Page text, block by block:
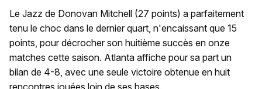
Le Jazz de Donovan Mitchell (27 points) a parfaitement
tenu le choc dans le dernier quart, n'encaissant que 15
points, pour décrocher son huitième succès en onze
matches cette saison. Atlanta affiche pour sa part un
bilan de 4-8, avec une seule victoire obtenue en huit
rencontres jouées loin de ses bases.